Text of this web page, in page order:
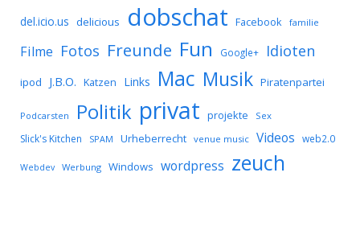
del.icio.us delicious dobschat Facebook familie
Filme Fotos Freunde Fun Google+ Idioten
ipod J.B.O. Katzen Links Mac Musik Piratenpartei
Podcarsten Politik privat projekte Sex
Slick's Kitchen SPAM Urheberrecht venue music Videos web2.0
Webdev Werbung Windows wordpress zeuch